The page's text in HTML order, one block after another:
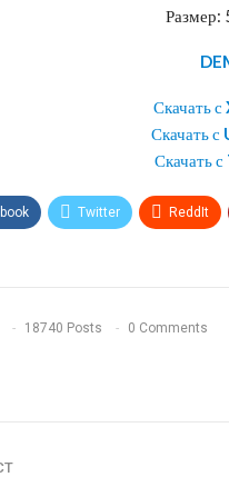
Размер:
Скачать с
Скачать с
Скачать с
Twitter ReddIt
18740 Posts 0 Comments